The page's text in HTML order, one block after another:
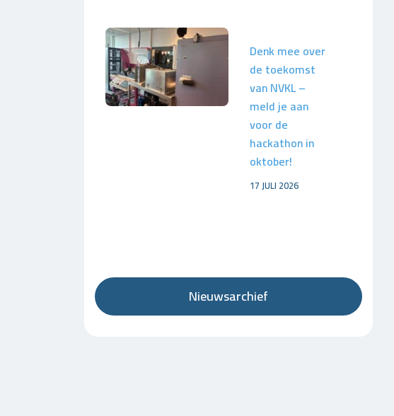
Denk mee over
de toekomst
van NVKL –
meld je aan
voor de
hackathon in
oktober!
17 JULI 2026
Nieuwsarchief